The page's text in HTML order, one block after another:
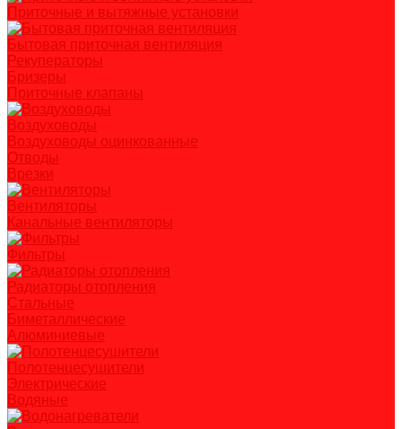
Приточные и вытяжные установки
Бытовая приточная вентиляция
Рекуператоры
Бризеры
Приточные клапаны
Воздуховоды
Воздуховоды оцинкованные
Отводы
Врезки
Вентиляторы
Канальные вентиляторы
Фильтры
Радиаторы отопления
Стальные
Биметаллические
Алюминиевые
Полотенцесушители
Электрические
Водяные